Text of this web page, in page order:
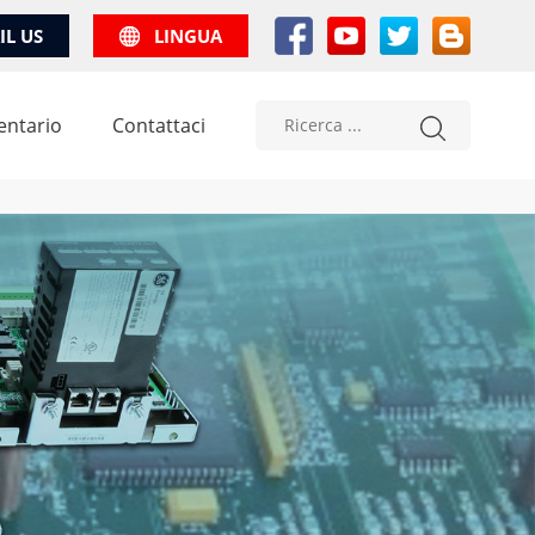
US LINGUA
Contattaci